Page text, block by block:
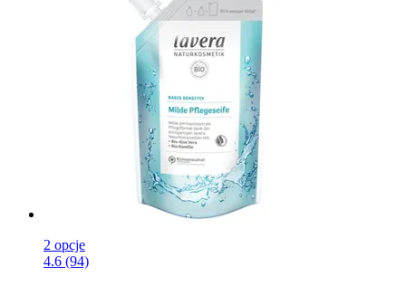
2 opcje
4.6 (94)